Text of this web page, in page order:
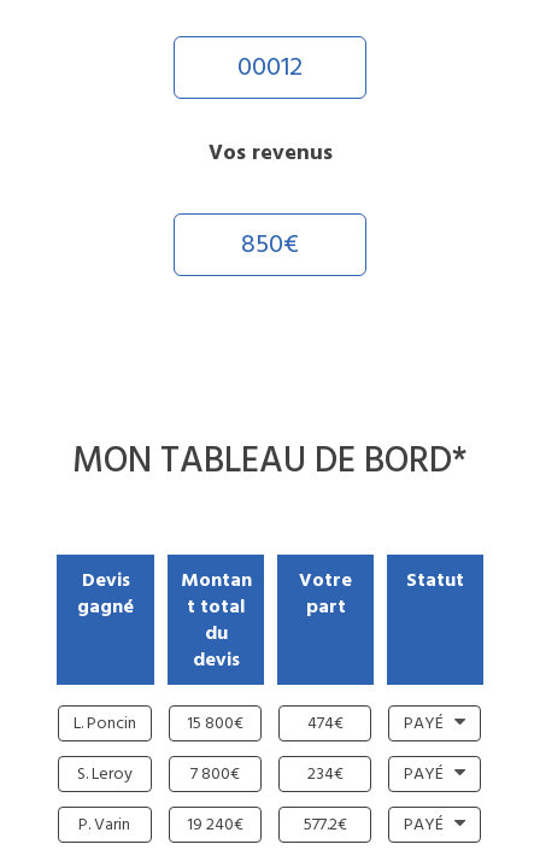
00012
Vos revenus
850€
MON TABLEAU DE BORD*
Devis
gagné
Montan
t total
du
devis
Votre
part
Statut
L. Poncin 15 800€ 474€ PAYÉ
S. Leroy 7 800€ 234€ PAYÉ
P. Varin 19 240€ 577.2€ PAYÉ